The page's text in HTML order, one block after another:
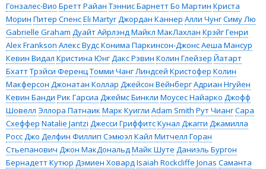
Гонзалес-Вио Бретт Райан Тэннис БарнеттБо Мартин Криста
Морин Питер СпенсEli MartyrДжордан Каннер Алли ЧунгСиму Лю
Gabrielle Graham Дуайт АйрлэндМайкл МакЛахлан Крэйг Генри
Alex Frankson Алекс ВудсКонима Паркинсон-ДжонсАеша Мансур
Кевин Видал Кристина ЮнгДакс Рэвин Колин Глейзер Йатарт
БхаттТрэйси ФеренцТомми ЧангЛиндсей Кристофер Колин
Макферсон Джонатан Коллар Джейсон ВейнбергАдриан Нгуйен
Кевин Банди Рик Гарсиа Джеймс Бинкли Моусес Найарко Джофф
Шовелл Эллора Патнаик Марк Куигли Adam Smith Рут ЧиангСара
Схеффер Natalie Jantzi Джесси ГриффитсКунал Джагги Джамилла
РоссДжо Делфин Филлип Сэмюэл Кайл Митчелл Горан
Стьепанович Джон МакДональдМайк Шуте Даниэль Бургон
Бернадетт Кутюр Дэмиен ХовардIsaiah Rockcliffe Jonas Саманта